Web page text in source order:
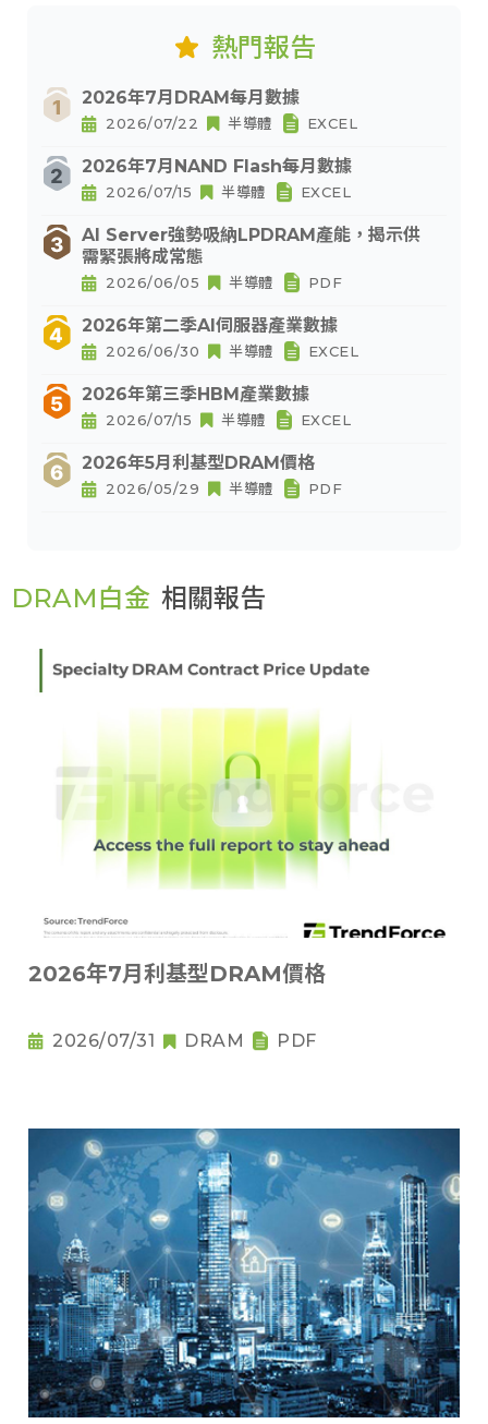
熱門報告
2026年7月DRAM每月數據
2026/07/22 半導體 EXCEL
2026年7月NAND Flash每月數據
2026/07/15 半導體 EXCEL
AI Server強勢吸納LPDRAM產能，揭示供
需緊張將成常態
2026/06/05 半導體 PDF
2026年第二季AI伺服器產業數據
2026/06/30 半導體 EXCEL
2026年第三季HBM產業數據
2026/07/15 半導體 EXCEL
2026年5月利基型DRAM價格
2026/05/29 半導體 PDF
DRAM白金 相關報告
2026年7月利基型DRAM價格
2026/07/31 DRAM PDF